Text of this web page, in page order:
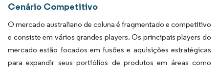
Cenário Competitivo
O mercado australiano de coluna é fragmentado e competitivo
e consiste em vários grandes players. Os principais players do
mercado estão focados em fusões e aquisições estratégicas
para expandir seus portfólios de produtos em áreas como